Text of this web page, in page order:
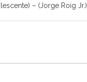
– (Jorge Roig Jr.)